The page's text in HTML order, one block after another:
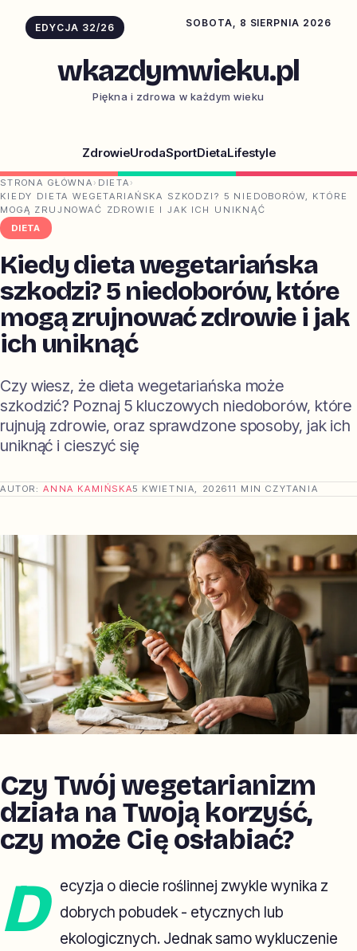
EDYCJA 32/26 SOBOTA, 8 SIERPNIA 2026
wkazdymwieku.pl
Piękna i zdrowa w każdym wieku
ZdrowieUrodaSportDietaLifestyle
STRONA GŁÓWNA › DIETA ›
KIEDY DIETA WEGETARIAŃSKA SZKODZI? 5 NIEDOBORÓW, KTÓRE
MOGĄ ZRUJNOWAĆ ZDROWIE I JAK ICH UNIKNĄĆ
DIETA
Kiedy dieta wegetariańska
szkodzi? 5 niedoborów, które
mogą zrujnować zdrowie i jak
ich uniknąć
Czy wiesz, że dieta wegetariańska może
szkodzić? Poznaj 5 kluczowych niedoborów, które
rujnują zdrowie, oraz sprawdzone sposoby, jak ich
uniknąć i cieszyć się
AUTOR:ANNA KAMIŃSKA5 KWIETNIA, 202611 MIN CZYTANIA
Czy Twój wegetarianizm
działa na Twoją korzyść,
czy może Cię osłabiać?
D
ecyzja o diecie roślinnej zwykle wynika z
dobrych pobudek - etycznych lub
ekologicznych. Jednak samo wykluczenie